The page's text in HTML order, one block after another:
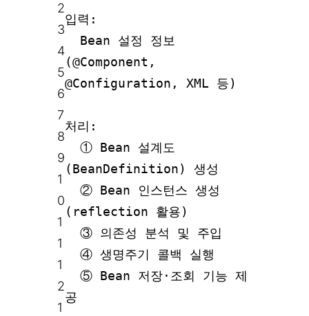
2
3
4
5
6
7
8
9
1
0
1
1
1
2
1
입력:
Bean 설정 정보
(@Component,
@Configuration, XML 등)
처리:
① Bean 설계도
(BeanDefinition) 생성
② Bean 인스턴스 생성
(reflection 활용)
③ 의존성 분석 및 주입
④ 생명주기 콜백 실행
⑤ Bean 저장·조회 기능 제
공